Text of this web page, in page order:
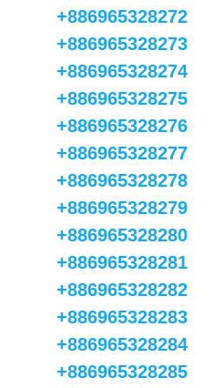
+886965328272
+886965328273
+886965328274
+886965328275
+886965328276
+886965328277
+886965328278
+886965328279
+886965328280
+886965328281
+886965328282
+886965328283
+886965328284
+886965328285